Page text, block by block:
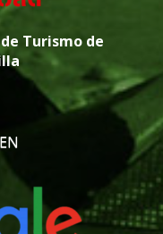
Turismo de